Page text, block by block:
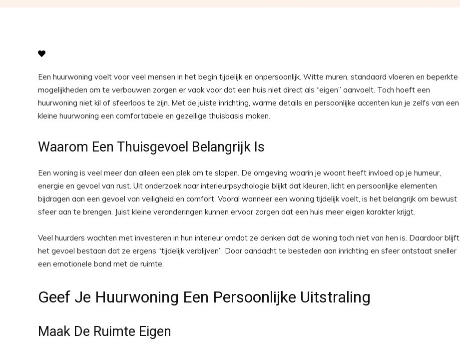
Een huurwoning voelt voor veel mensen in het begin tijdelijk en onpersoonlijk. Witte muren, standaard vloeren en beperkte
mogelijkheden om te verbouwen zorgen er vaak voor dat een huis niet direct als “eigen” aanvoelt. Toch hoeft een
huurwoning niet kil of sfeerloos te zijn. Met de juiste inrichting, warme details en persoonlijke accenten kun je zelfs van een
kleine huurwoning een comfortabele en gezellige thuisbasis maken.
Waarom Een Thuisgevoel Belangrijk Is
Een woning is veel meer dan alleen een plek om te slapen. De omgeving waarin je woont heeft invloed op je humeur,
energie en gevoel van rust. Uit onderzoek naar interieurpsychologie blijkt dat kleuren, licht en persoonlijke elementen
bijdragen aan een gevoel van veiligheid en comfort. Vooral wanneer een woning tijdelijk voelt, is het belangrijk om bewust
sfeer aan te brengen. Juist kleine veranderingen kunnen ervoor zorgen dat een huis meer eigen karakter krijgt.
Veel huurders wachten met investeren in hun interieur omdat ze denken dat de woning toch niet van hen is. Daardoor blijft
het gevoel bestaan dat ze ergens “tijdelijk verblijven”. Door aandacht te besteden aan inrichting en sfeer ontstaat sneller
een emotionele band met de ruimte.
Geef Je Huurwoning Een Persoonlijke Uitstraling
Maak De Ruimte Eigen